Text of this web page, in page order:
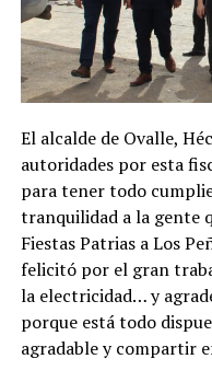
El alcalde de Ovalle,
autoridades por esta
para tener todo
tranquilidad a la gente
Fiestas Patrias a Los
felicitó por el gran
la electricidad… y
porque está todo
agradable y compartir